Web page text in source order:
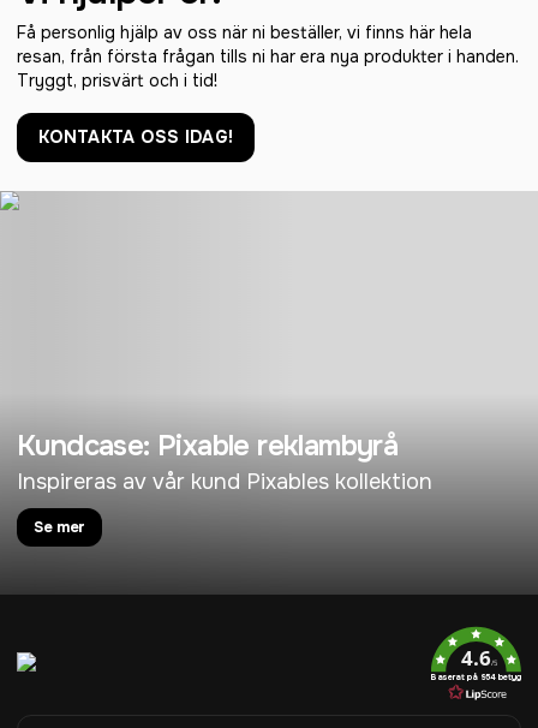
Få personlig hjälp av oss när ni beställer, vi finns här hela
resan, från första frågan tills ni har era nya produkter i handen.
Tryggt, prisvärt och i tid!
KONTAKTA OSS IDAG!
Kundcase: Pixable reklambyrå
Inspireras av vår kund Pixables kollektion
Se mer
4.6/5
Baserat på 954 betyg